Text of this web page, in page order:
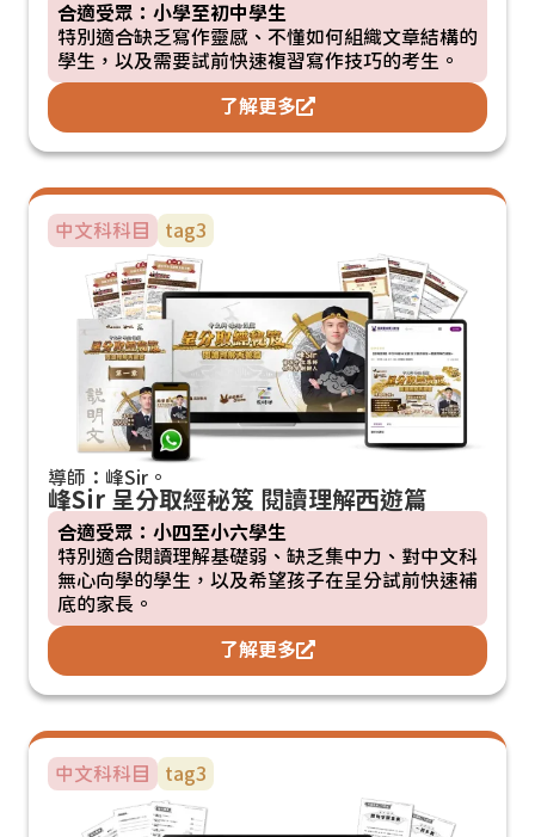
合適受眾：小學至初中學生
特別適合缺乏寫作靈感、不懂如何組織文章結構的
學生，以及需要試前快速複習寫作技巧的考生。
了解更多
中文科科目 tag3
導師：峰Sir。
峰Sir 呈分取經秘笈 閱讀理解西遊篇
合適受眾：小四至小六學生
特別適合閱讀理解基礎弱、缺乏集中力、對中文科
無心向學的學生，以及希望孩子在呈分試前快速補
底的家長。
了解更多
中文科科目 tag3